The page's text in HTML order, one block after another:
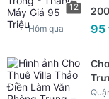
12
95
Hôm qua